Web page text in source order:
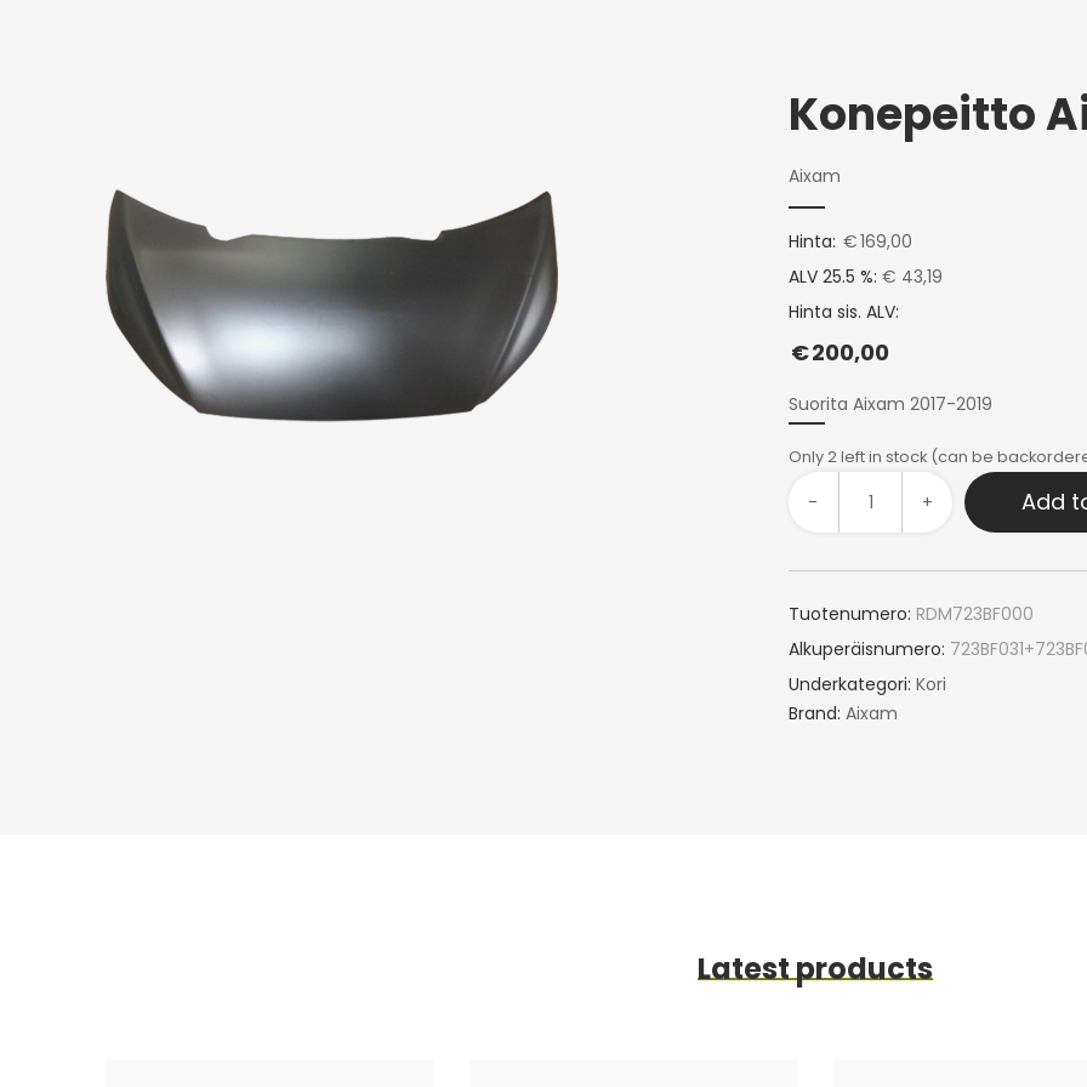
Aixam
Hinta: €169,00
ALV 25.5 %: € 43,19
Hinta sis. ALV:
€200,00
Suorita Aixam 2017-2019
Only 2 left in stock (can be
- + Add
Tuotenumero: RDM723BF000
Alkuperäisnumero:
Underkategori: Kori
Brand: Aixam
Latest products